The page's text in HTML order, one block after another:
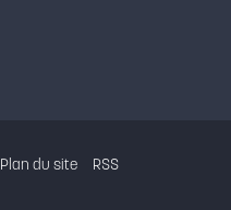
Plan du site RSS